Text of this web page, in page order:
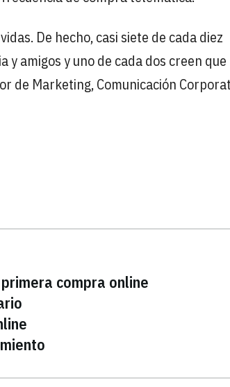
De hecho, casi siete de cada diez
amigos y uno de cada dos creen
de Marketing, Comunicación
compra online